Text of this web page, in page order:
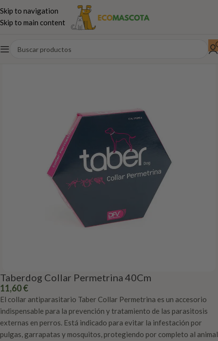
Skip to navigation
Skip to main content
Inicio Perros Antiparasitarios-Higiene
Taberdog Collar Permetrina 40Cm
11,60€
El collar antiparasitario Taber Collar Permetrina es un accesorio
indispensable para la prevención y tratamiento de las parasitosis
externas en perros. Está indicado para evitar la infestación por
pulgas, garrapatas y mosquitos, protegiendo por completo al animal